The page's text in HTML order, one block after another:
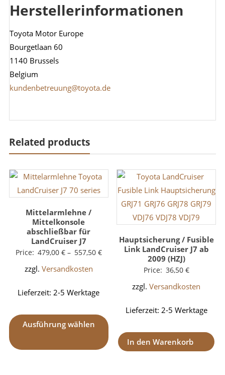
Herstellerinformationen
Toyota Motor Europe
Bourgetlaan 60
1140 Brussels
Belgium
kundenbetreuung@toyota.de
Related products
Mittelarmlehne /
Mittelkonsole
abschließbar für
LandCruiser J7
Price: 479,00 €– 557,50 €
zzgl. Versandkosten
Lieferzeit:2-5 Werktage
Ausführung wählen
Hauptsicherung / Fusible
Link LandCruiser J7 ab
2009 (HZJ)
Price: 36,50 €
zzgl.Versandkosten
Lieferzeit: 2-5 Werktage
In den Warenkorb